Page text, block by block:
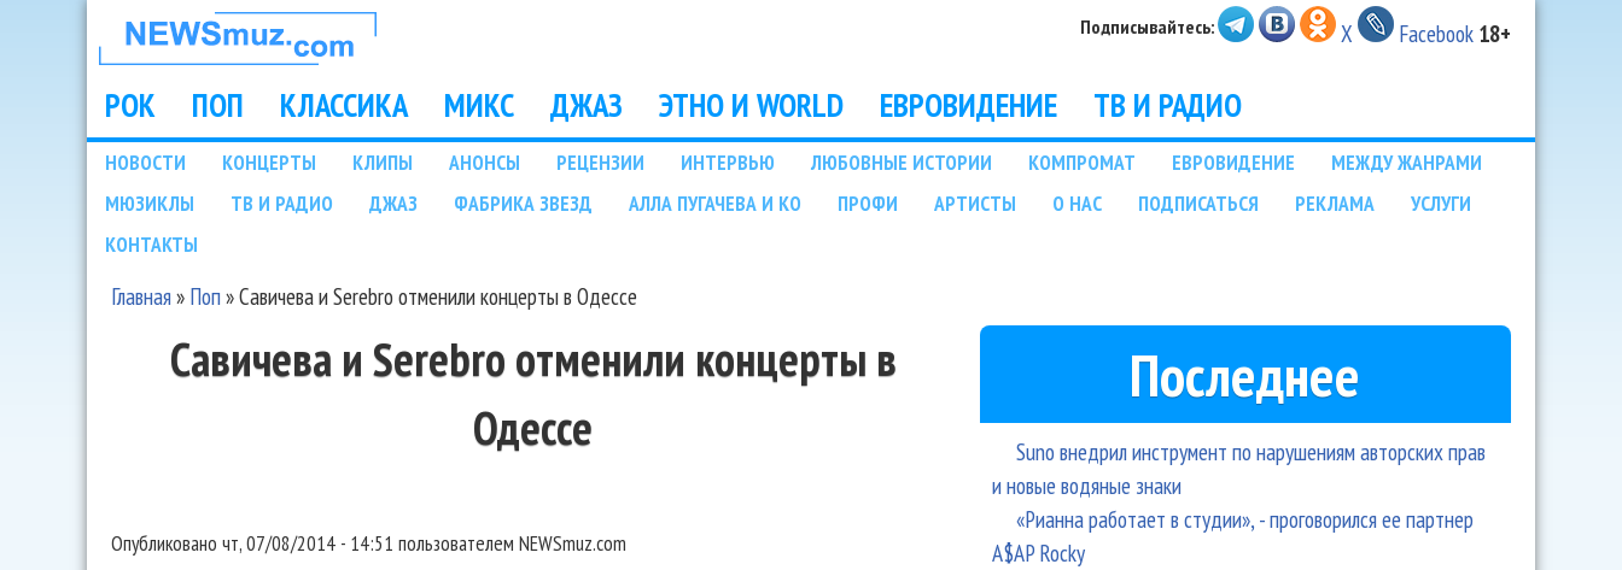
НОВОСТИ
МУЗЫКИ И
ШОУ БИЗНЕСА
NEWSMUZ.COM
Подписывайтесь: X Facebook 18+
Main menu
РОК ПОП КЛАССИКА МИКС ДЖАЗ ЭТНО И WORLD ЕВРОВИДЕНИЕ ТВ И РАДИО
Подразделы
НОВОСТИ КОНЦЕРТЫ КЛИПЫ АНОНСЫ РЕЦЕНЗИИ ИНТЕРВЬЮ ЛЮБОВНЫЕ ИСТОРИИ КОМПРОМАТ ЕВРОВИДЕНИЕ
МЕЖДУ ЖАНРАМИ
МЮЗИКЛЫ
ТВ И РАДИО ДЖАЗ ФАБРИКА ЗВЕЗД АЛЛА ПУГАЧЕВА И КО ПРОФИ АРТИСТЫ О НАС ПОДПИСАТЬСЯ РЕКЛАМА
УСЛУГИ
КОНТАКТЫ
Главная» Поп»Савичева и Serebro отменили концерты в Одессе
Савичева и Serebro отменили концерты в
Одессе
Опубликовано чт, 07/08/2014 - 14:51 пользователем NEWSmuz.com
Последнее
Suno внедрил инструмент по нарушениям авторских прав
и новые водяные знаки
«Рианна работает в студии», - проговорился ее партнер
A$AP Rocky